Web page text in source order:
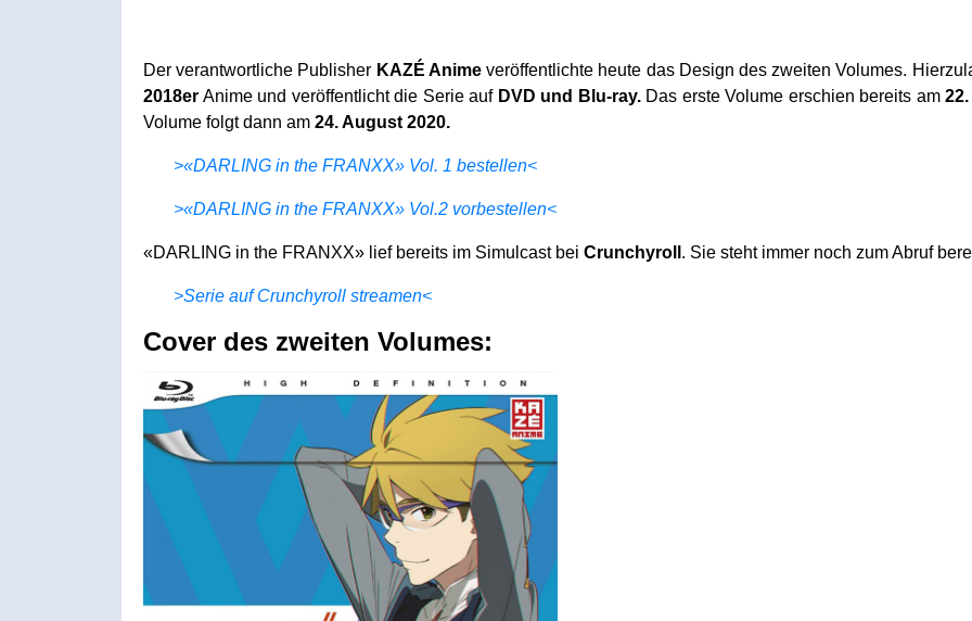
Der verantwortliche Publisher KAZÉ Animeveröffentlichte heute das Design des zweiten Volumes.
2018er Anime und veröffentlicht die Serie auf DVD und Blu-ray. Das erste Volume erschien bereits am
Volume folgt dann am 24. August 2020.
>«DARLING in the FRANXX» Vol. 1 bestellen<
>«DARLING in the FRANXX» Vol.2 vorbestellen<
«DARLING in the FRANXX» lief bereits im Simulcast bei Crunchyroll . Sie steht immer noch zum Abruf
>Serie auf Crunchyroll streamen<
Cover des zweiten Volumes: